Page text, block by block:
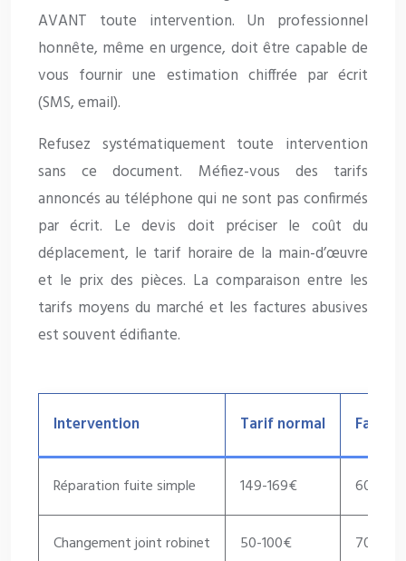
AVANT toute intervention. Un professionnel
honnête, même en urgence, doit être capable de
vous fournir une estimation chiffrée par écrit
(SMS, email).
Refusez systématiquement toute intervention
sans ce document. Méfiez-vous des tarifs
annoncés au téléphone qui ne sont pas confirmés
par écrit. Le devis doit préciser le coût du
déplacement, le tarif horaire de la main-d’œuvre
et le prix des pièces. La comparaison entre les
tarifs moyens du marché et les factures abusives
est souvent édifiante.
Intervention Tarif normal
Réparation fuite simple 149-169€ 600-
Changement joint robinet 50-100€ 700-